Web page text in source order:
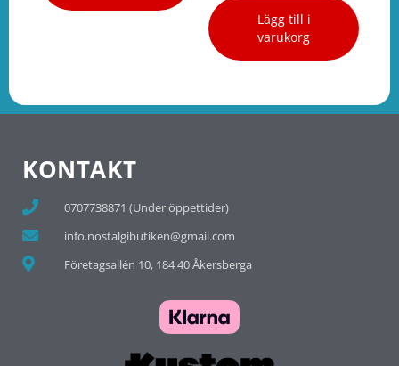
Lägg till i
varukorg
KONTAKT
0707738871 (Under öppettider)
info.nostalgibutiken@gmail.com
Företagsallén 10, 184 40 Åkersberga